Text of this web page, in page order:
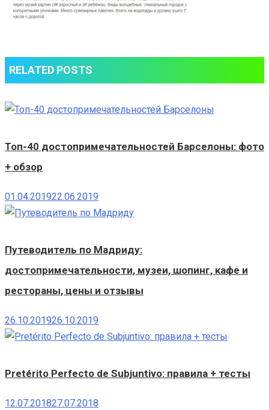
RELATED POSTS
Топ-40 достопримечательностей Барселоны: фото
+ обзор
01.04.201922.06.2019
Путеводитель по Мадриду:
достопримечательности, музеи, шопинг, кафе и
рестораны, цены и отзывы
26.10.201926.10.2019
Pretérito Perfecto de Subjuntivo: правила + тесты
12.07.201827.07.2018